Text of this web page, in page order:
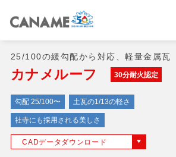
本社 028-663-6300 （受付時間
東京 03-6866-0091（受付時間
金属屋根製品
縦葺き屋根
25/100の緩勾配から対応、軽量金属瓦
カナメルーフ 30分耐火認定
勾配 25/100〜 土瓦の1/13の軽さ
社寺にも採用される美しさ
CADデータダウンロード